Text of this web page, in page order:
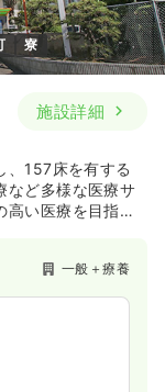
寮
施設詳細
、157床を有する
など多様な医療サ
高い医療を目指し
一般＋療養